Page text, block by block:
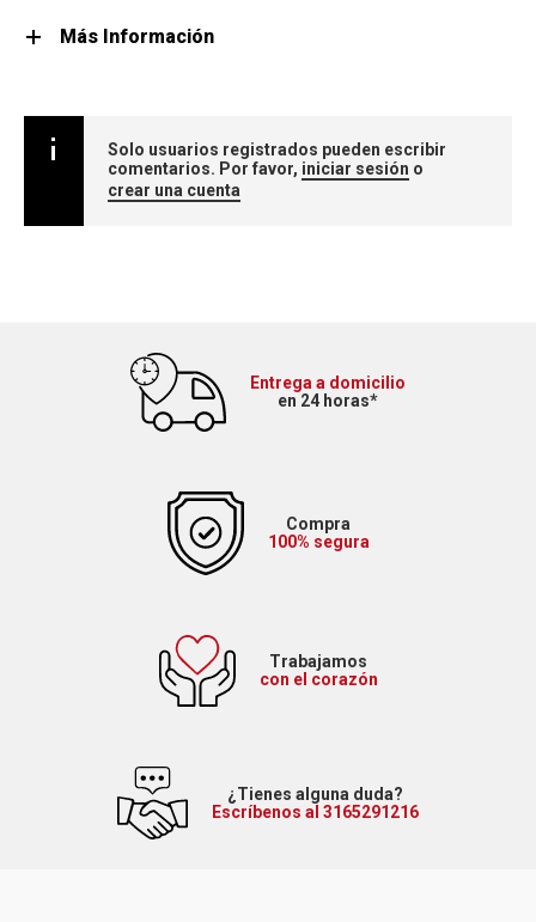
Más Información
Solo usuarios registrados pueden escribir
comentarios. Por favor, iniciar sesión o
crear una cuenta
Entrega a domicilio
en 24 horas*
Compra
100% segura
Trabajamos
con el corazón
¿Tienes alguna duda?
Escríbenos al 3165291216